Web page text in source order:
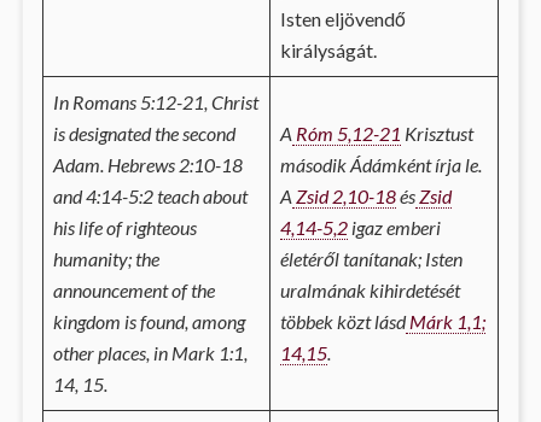
Isten eljövendő
királyságát.
In Romans 5:12-21, Christ
is designated the second
Adam. Hebrews 2:10-18
and 4:14-5:2 teach about
his life of righteous
humanity; the
announcement of the
kingdom is found, among
other places, in Mark 1:1,
14, 15.
A Róm 5,12-21 Krisztust
második Ádámként írja le.
A Zsid 2,10-18ésZsid
4,14-5,2igaz emberi
életéről tanítanak; Isten
uralmának kihirdetését
többek közt lásdMárk 1,1;
14,15.